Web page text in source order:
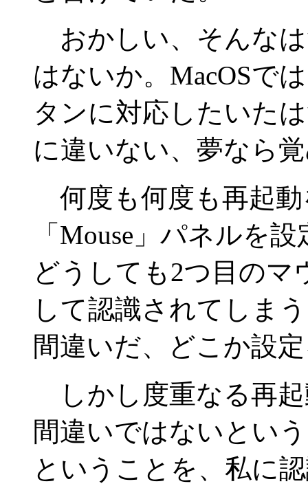
おかしい、そんなは
はないか。MacOSで
タンに対応したいた
に違いない、夢なら
何度も何度も再起動
「Mouse」パネルを
どうしても2つ目のマ
して認識されてしま
間違いだ、どこか設
しかし度重なる再
間違いではないとい
ということを、私に